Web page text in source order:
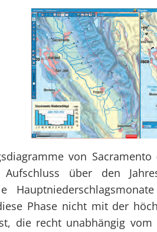
von
über den
Phase nicht mit der
die recht unabhängig